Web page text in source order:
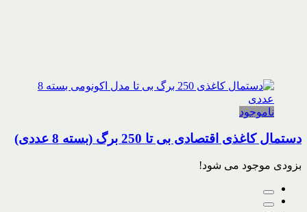
ناموجود
دستمال کاغذی اقتصادی بی تا 250 برگ (بسته 8 عددی)
بزودی موجود می شود!